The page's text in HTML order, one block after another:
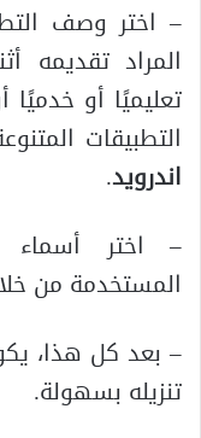
– اختر وصف
المراد تقديمه
تعليميًا أو
التطبيقات
اندرويد.
– اختر أسماء
المستخدمة من
تنزيله بسهولة.